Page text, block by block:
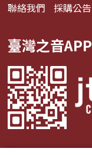
聯絡我們 採購公告
臺灣之音APP